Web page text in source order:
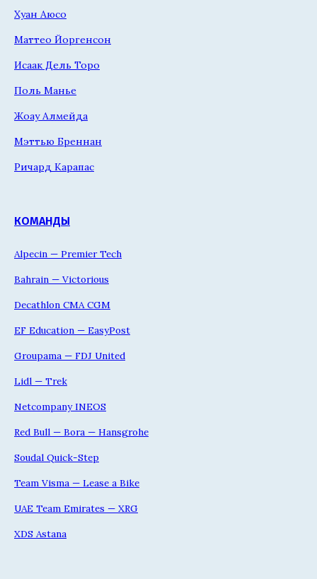
Хуан Аюсо
Маттео Йоргенсон
Исаак Дель Торо
Поль Манье
Жоау Алмейда
Мэттью Бреннан
Ричард Карапас
КОМАНДЫ
Alpecin — Premier Tech
Bahrain — Victorious
Decathlon CMA CGM
EF Education — EasyPost
Groupama — FDJ United
Lidl — Trek
Netcompany INEOS
Red Bull — Bora — Hansgrohe
Soudal Quick-Step
Team Visma — Lease a Bike
UAE Team Emirates — XRG
XDS Astana